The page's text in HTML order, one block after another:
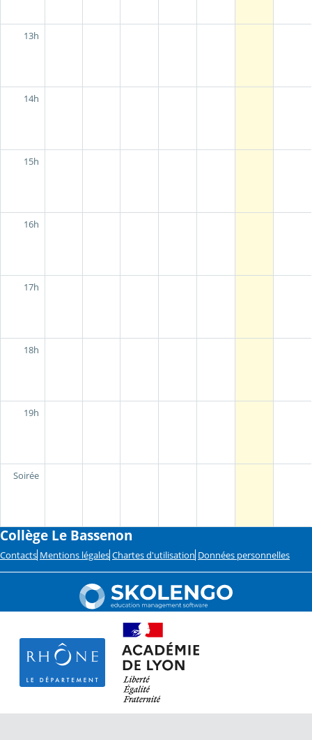
13h
14h
15h
16h
17h
18h
19h
Soirée
Collège Le Bassenon
Contacts Mentions légales Chartes d'utilisation Données personnelles